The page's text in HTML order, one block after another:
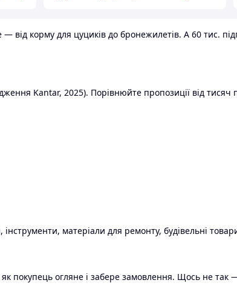
корму для цуциків до бронежилетів. А 60 тис.
Kantar, 2025). Порівнюйте пропозиції від тисяч
матеріали для ремонту, будівельні
покупець огляне і забере замовлення. Щось не